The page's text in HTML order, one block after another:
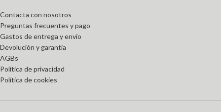
Contacta con nosotros
Preguntas frecuentes y pago
Gastos de entrega y envío
Devolución y garantía
AGBs
Política de privacidad
Política de cookies